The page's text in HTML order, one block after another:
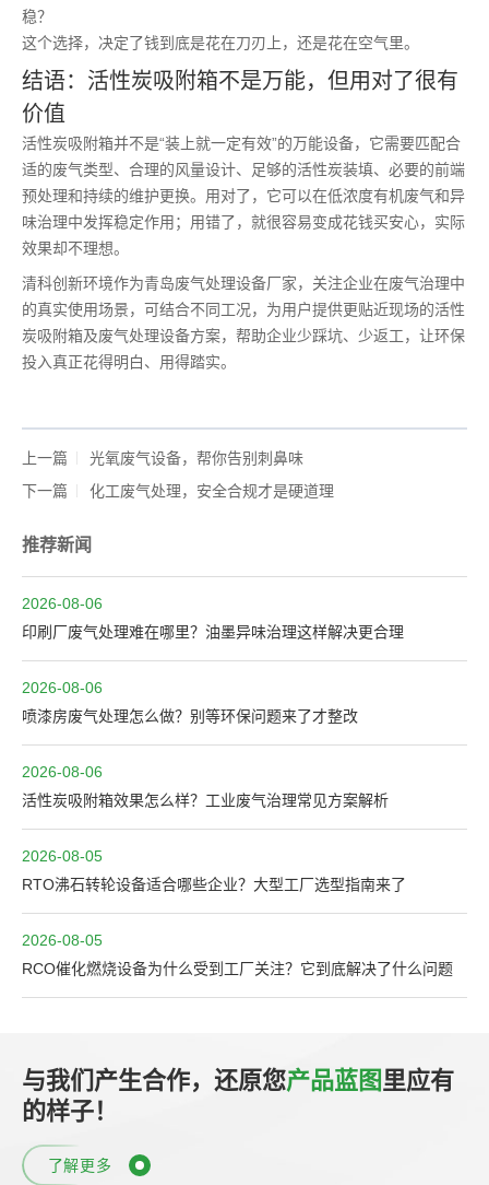
稳？
这个选择，决定了钱到底是花在刀刃上，还是花在空气里。
结语：活性炭吸附箱不是万能，但用对了很有
价值
活性炭吸附箱并不是“装上就一定有效”的万能设备，它需要匹配合
适的废气类型、合理的风量设计、足够的活性炭装填、必要的前端
预处理和持续的维护更换。用对了，它可以在低浓度有机废气和异
味治理中发挥稳定作用；用错了，就很容易变成花钱买安心，实际
效果却不理想。
清科创新环境作为青岛废气处理设备厂家，关注企业在废气治理中
的真实使用场景，可结合不同工况，为用户提供更贴近现场的活性
炭吸附箱及废气处理设备方案，帮助企业少踩坑、少返工，让环保
投入真正花得明白、用得踏实。
上一篇
光氧废气设备，帮你告别刺鼻味
下一篇
化工废气处理，安全合规才是硬道理
推荐新闻
2026-08-06
印刷厂废气处理难在哪里？油墨异味治理这样解决更合理
2026-08-06
喷漆房废气处理怎么做？别等环保问题来了才整改
2026-08-06
活性炭吸附箱效果怎么样？工业废气治理常见方案解析
2026-08-05
RTO沸石转轮设备适合哪些企业？大型工厂选型指南来了
2026-08-05
RCO催化燃烧设备为什么受到工厂关注？它到底解决了什么问题
与我们产生合作，还原您产品蓝图里应有
的样子！
了解更多